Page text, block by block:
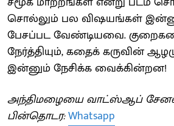
சொல்லும் பல விஷயங்கள்
பேசப்பட வேண்டியவை.
நேர்த்தியும், கதைக் கருவின்
இன்னும் நேசிக்க வைக்கின்றன!
அந்திமழையை வாட்ஸ்ஆப்
பின்தொடர:Whatsapp